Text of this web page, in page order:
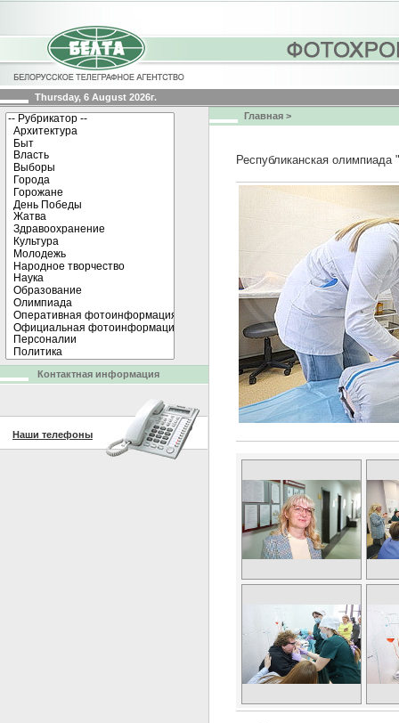
Thursday, 6 August 2026г.
Главная >
Республиканская
Контактная информация
Наши телефоны